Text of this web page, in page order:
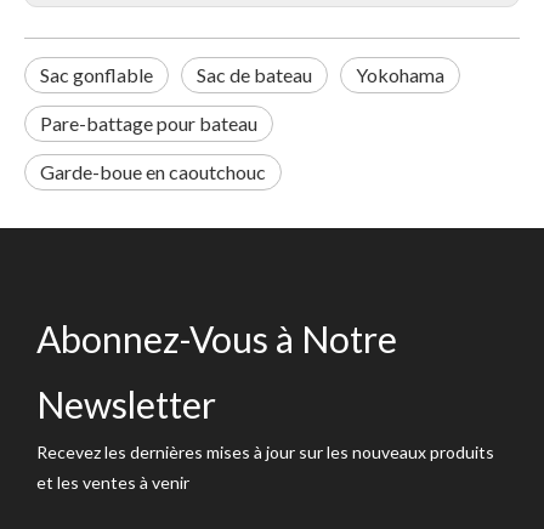
Sac gonflable Sac de bateau Yokohama
Pare-battage pour bateau
Garde-boue en caoutchouc
Abonnez-Vous à Notre
Newsletter
Recevez les dernières mises à jour sur les nouveaux produits
et les ventes à venir